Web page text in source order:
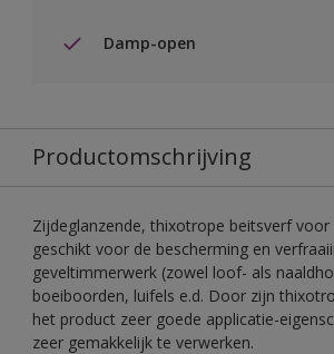
Damp-open
Productomschrijving
Zijdeglanzende, thixotrope beitsverf
geschikt voor de bescherming en
geveltimmerwerk (zowel loof- als
boeiboorden, luifels e.d. Door zijn
het product zeer goede applicatie-
zeer gemakkelijk te verwerken.